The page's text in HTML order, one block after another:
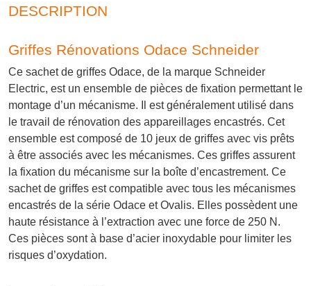
DESCRIPTION
Griffes Rénovations Odace Schneider
Ce sachet de griffes Odace, de la marque Schneider
Electric, est un ensemble de pièces de fixation permettant le
montage d’un mécanisme. Il est généralement utilisé dans
le travail de rénovation des appareillages encastrés. Cet
ensemble est composé de 10 jeux de griffes avec vis prêts
à être associés avec les mécanismes. Ces griffes assurent
la fixation du mécanisme sur la boîte d’encastrement. Ce
sachet de griffes est compatible avec tous les mécanismes
encastrés de la série Odace et Ovalis. Elles possèdent une
haute résistance à l’extraction avec une force de 250 N.
Ces pièces sont à base d’acier inoxydable pour limiter les
risques d’oxydation.